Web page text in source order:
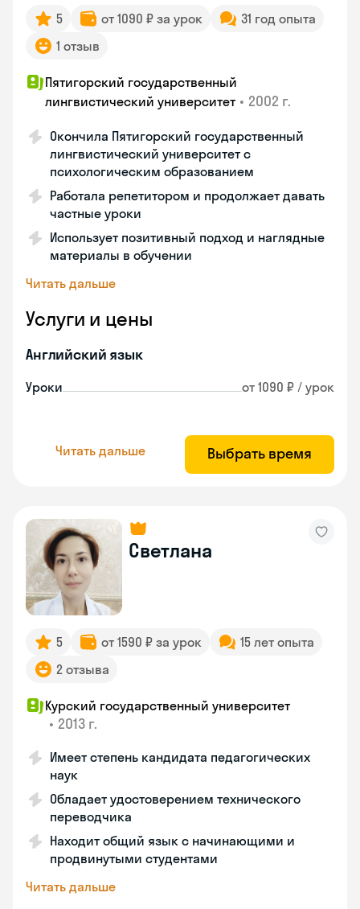
5 от 1090 ₽ за урок
31 год опыта
1 отзыв
Пятигорский государственный
лингвистический университет • 2002 г.
Окончила Пятигорский государственный
лингвистический университет с
психологическим образованием
Работала репетитором и продолжает давать
частные уроки
Использует позитивный подход и наглядные
материалы в обучении
Читать дальше
Услуги и цены
Английский язык
Уроки от 1090 ₽ / урок
Читать дальше Выбрать время
Светлана
5 от 1590 ₽ за урок
15 лет опыта
2 отзыва
Курский государственный университет
• 2013 г.
Имеет степень кандидата педагогических
наук
Обладает удостоверением технического
переводчика
Находит общий язык с начинающими и
продвинутыми студентами
Читать дальше